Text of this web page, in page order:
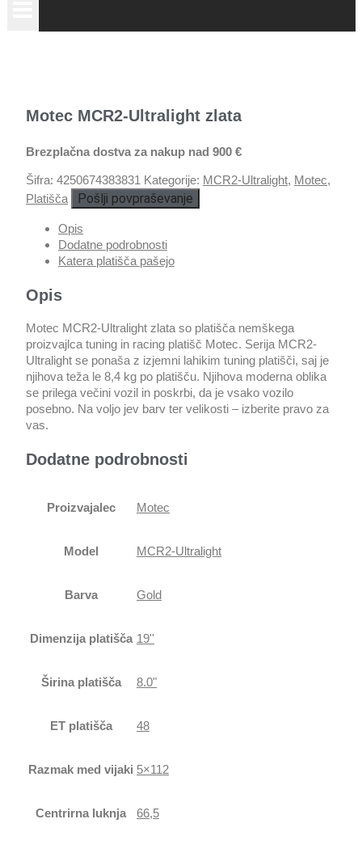
Motec MCR2-Ultralight zlata
Brezplačna dostva za nakup nad 900 €
Šifra: 4250674383831 Kategorije: MCR2-Ultralight, Motec,
Platišča
Pošlji povpraševanje
Opis
Dodatne podrobnosti
Katera platišča pašejo
Opis
Motec MCR2-Ultralight zlata so platišča nemškega
proizvajlca tuning in racing platišč Motec. Serija MCR2-
Ultralight se ponaša z izjemni lahikim tuning platišči, saj je
njihova teža le 8,4 kg po platišču. Njihova moderna oblika
se prilega večini vozil in poskrbi, da je vsako vozilo
posebno. Na voljo jev barv ter velikosti – izberite pravo za
vas.
Dodatne podrobnosti
Proizvajalec Motec
Model MCR2-Ultralight
Barva Gold
Dimenzija platišča 19''
Širina platišča 8.0"
ET platišča 48
Razmak med vijaki 5×112
Centrirna luknja 66,5